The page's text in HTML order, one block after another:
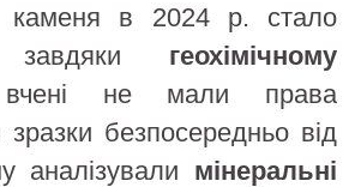
каменя в 2024 р. стало
завдяки геохімічному
не мали права
зразки безпосередньо від
аналізували мінеральні